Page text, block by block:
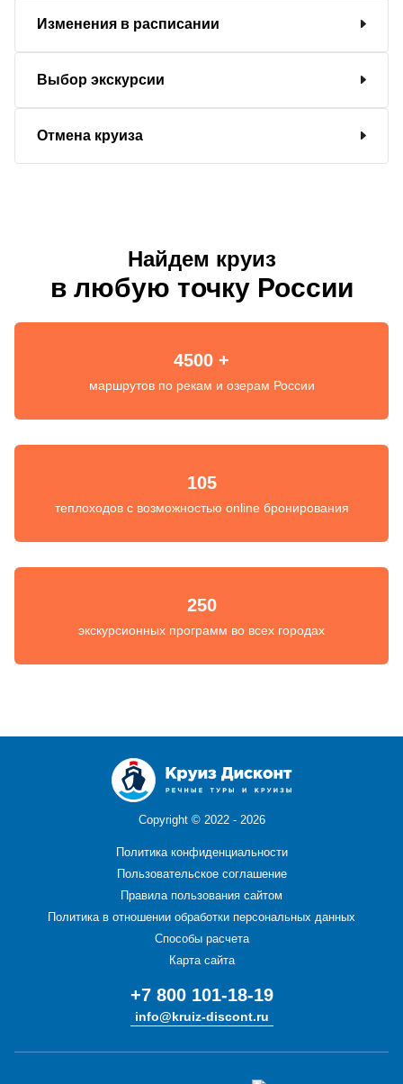
Изменения в расписании
Выбор экскурсии
Отмена круиза
Найдем круиз
в любую точку России
4500 +
маршрутов по рекам и озерам России
105
теплоходов с возможностью online бронирования
250
экскурсионных программ во всех городах
Copyright © 2022 - 2026
Политика конфиденциальности
Пользовательское соглашение
Правила пользования сайтом
Политика в отношении обработки персональных данных
Способы расчета
Карта сайта
+7 800 101-18-19
info@kruiz-discont.ru